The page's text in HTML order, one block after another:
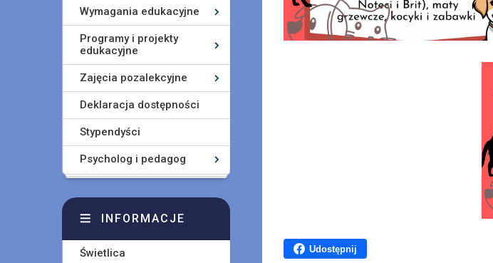
Udostępnij
Wymagania edukacyjne
Programy i projekty
edukacyjne
Zajęcia pozalekcyjne
Deklaracja dostępności
Stypendyści
Psycholog i pedagog
INFORMACJE
Świetlica